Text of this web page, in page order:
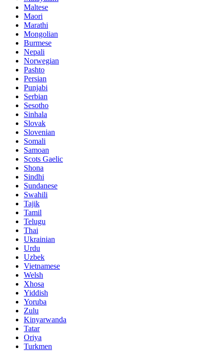
Maltese
Maori
Marathi
Mongolian
Burmese
Nepali
Norwegian
Pashto
Persian
Punjabi
Serbian
Sesotho
Sinhala
Slovak
Slovenian
Somali
Samoan
Scots Gaelic
Shona
Sindhi
Sundanese
Swahili
Tajik
Tamil
Telugu
Thai
Ukrainian
Urdu
Uzbek
Vietnamese
Welsh
Xhosa
Yiddish
Yoruba
Zulu
Kinyarwanda
Tatar
Oriya
Turkmen